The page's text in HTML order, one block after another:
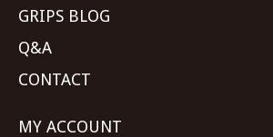
GRIPS BLOG
Q&A
CONTACT
MY ACCOUNT